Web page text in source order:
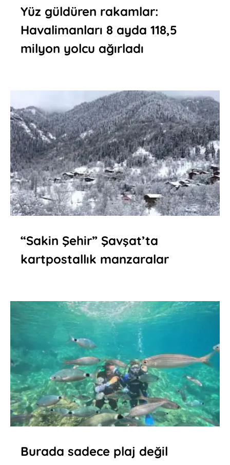
Yüz güldüren rakamlar:
Havalimanları 8 ayda 118,5
milyon yolcu ağırladı
“Sakin Şehir” Şavşat’ta
kartpostallık manzaralar
Burada sadece plaj değil